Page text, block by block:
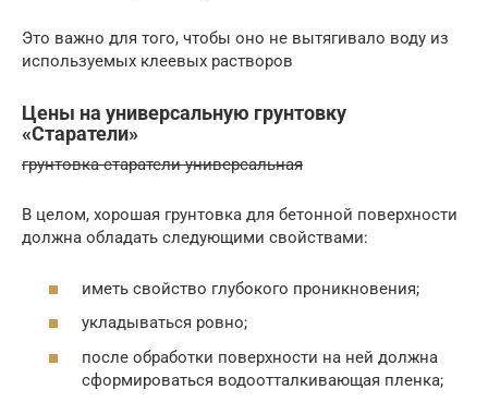
Это важно для того, чтобы оно не вытягивало воду из
используемых клеевых растворов
Цены на универсальную грунтовку
«Старатели»
грунтовка старатели универсальная
В целом, хорошая грунтовка для бетонной поверхности
должна обладать следующими свойствами:
иметь свойство глубокого проникновения;
укладываться ровно;
после обработки поверхности на ней должна
сформироваться водоотталкивающая пленка;